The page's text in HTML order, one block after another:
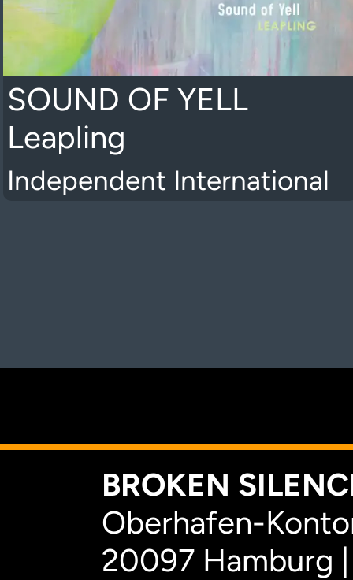
SOUND OF YELL
Leapling
Independent International
BROKEN
Oberhafen-
20097 Hamburg